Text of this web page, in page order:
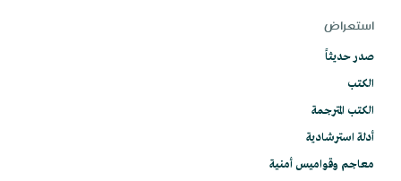
استعراض
صدر حديثاً
الكتب
الكتب المترجمة
أدلة استرشادية
معاجم وقواميس أمنية